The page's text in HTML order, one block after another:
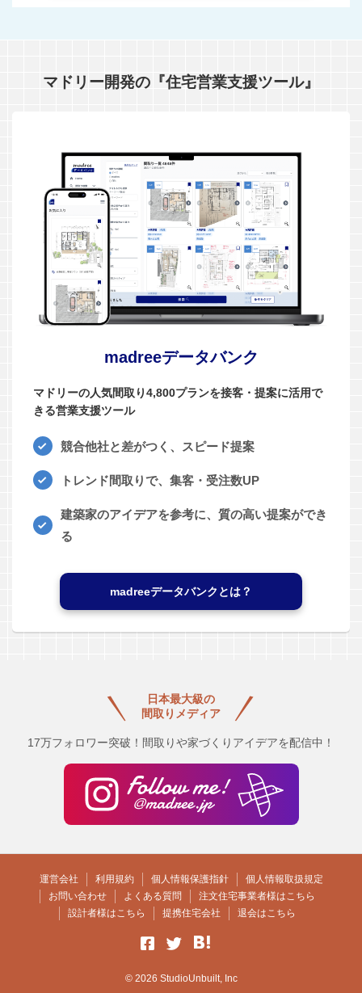
マドリー開発の『住宅営業支援ツール』
madreeデータバンク
マドリーの人気間取り4,800プランを接客・提案に活用で
きる営業支援ツール
競合他社と差がつく、スピード提案
トレンド間取りで、集客・受注数UP
建築家のアイデアを参考に、質の高い提案ができ
る
madreeデータバンクとは？
日本最大級の
間取りメディア
17万フォロワー突破！間取りや家づくりアイデアを配信中！
運営会社 利用規約 個人情報保護指針
個人情報取扱規定
お問い合わせ
よくある質問
注文住宅事業者様はこちら
設計者様はこちら
提携住宅会社 退会はこちら
© 2026 StudioUnbuilt, Inc